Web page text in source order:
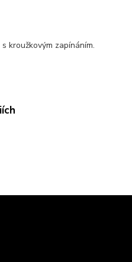
kroužkovým zapínáním.